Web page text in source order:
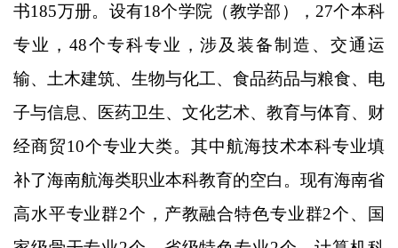
书185万册。设有18个学院（教学部），27个本科
专业， 48个专科专业，涉及装备制造、交通运
输、土木建筑、生物与化工、食品药品与粮食、电
子与信息、医药卫生、文化艺术、教育与体育、财
经商贸10个专业大类。其中航海技术本科专业填
补了海南航海类职业本科教育的空白。现有海南省
高水平专业群2个，产教融合特色专业群2个、国